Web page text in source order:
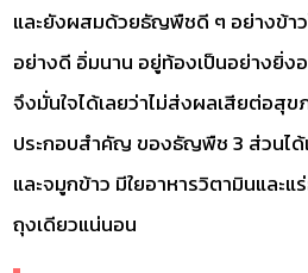
และยังผสมด้วยธัญพืชดี ๆ อย่างข้า
อย่างดี อิ่มนาน อยู่ท้องเป็นอย่างยิ่ง
จึงมั่นใจได้เลยว่าไม่ส่งผลเสียต่อสุ
ประกอบสำคัญ ของธัญพืช 3 ส่วนได้
และจมูกข้าว มีใยอาหารวิตามินและแ
ถุงเดียวแน่นอน